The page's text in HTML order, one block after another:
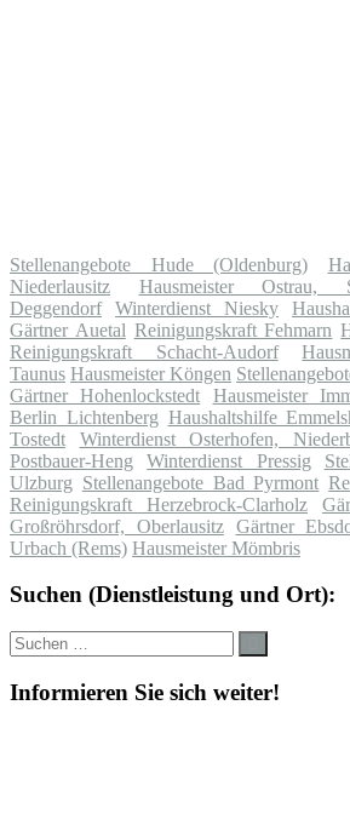
Stellenangebote Hude (Oldenburg)
Niederlausitz
Hausmeister Ostrau,
Deggendorf
Winterdienst Niesky
Gärtner Auetal Reinigungskraft Fehmarn
Reinigungskraft Schacht-Audorf
Taunus Hausmeister Köngen
Gärtner Hohenlockstedt
Hausmeister
Berlin Lichtenberg Haushaltshilfe
Tostedt
Winterdienst Osterhofen,
Postbauer-Heng
Winterdienst Pressig
Ulzburg Stellenangebote Bad Pyrmont
Reinigungskraft Herzebrock-Clarholz
Großröhrsdorf, Oberlausitz
Gärtner
Urbach (Rems) Hausmeister Mömbris
Suchen (Dienstleistung und Ort):
Suche
nach:
Informieren Sie sich weiter!